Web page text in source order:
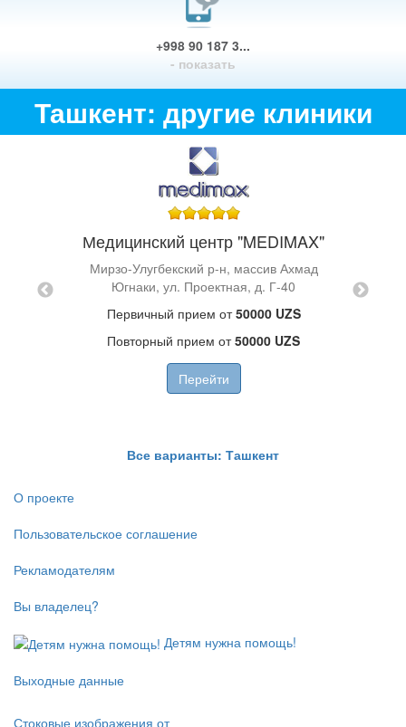
+998 90 187 3...
- показать
Ташкент: другие клиники
Медицинский центр "MEDIMAX"
Мирзо-Улугбекский р-н, массив Ахмад
Югнаки, ул. Проектная, д. Г-40
Первичный прием от50000 UZS
Повторный прием от50000 UZS
Перейти
Все варианты: Ташкент
О проекте
Пользовательское соглашение
Рекламодателям
Вы владелец?
Детям нужна помощь!
Выходные данные
Стоковые изображения от